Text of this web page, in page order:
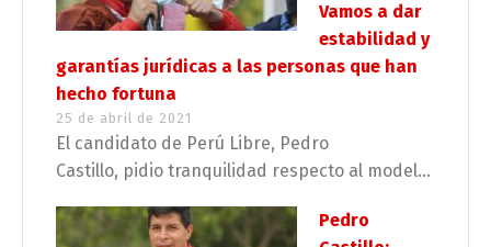
Vamos a dar
estabilidad y
garantías jurídicas a las personas que han
hecho fortuna
25 de abril de 2021
El candidato de Perú Libre, Pedro
Castillo, pidio tranquilidad respecto al model...
Pedro